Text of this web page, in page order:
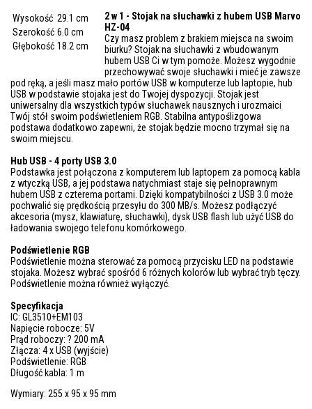
Wysokość 29.1 cm
Szerokość 6.0 cm
Głębokość 18.2 cm
2 w 1 - Stojak na słuchawki z hubem USB Marvo
HZ-04
Czy masz problem z brakiem miejsca na swoim
biurku? Stojak na słuchawki z wbudowanym
hubem USB Ci w tym pomoże. Możesz wygodnie
przechowywać swoje słuchawki i mieć je zawsze
pod ręką, a jeśli masz mało portów USB w komputerze lub laptopie, hub
USB w podstawie stojaka jest do Twojej dyspozycji. Stojak jest
uniwersalny dla wszystkich typów słuchawek nausznych i urozmaici
Twój stół swoim podświetleniem RGB. Stabilna antypoślizgowa
podstawa dodatkowo zapewni, że stojak będzie mocno trzymał się na
swoim miejscu.
Hub USB - 4 porty USB 3.0
Podstawka jest połączona z komputerem lub laptopem za pomocą kabla
z wtyczką USB, a jej podstawa natychmiast staje się pełnoprawnym
hubem USB z czterema portami. Dzięki kompatybilności z USB 3.0 może
pochwalić się prędkością przesyłu do 300 MB/s. Możesz podłączyć
akcesoria (mysz, klawiaturę, słuchawki), dysk USB flash lub użyć USB do
ładowania swojego telefonu komórkowego.
Podświetlenie RGB
Podświetlenie można sterować za pomocą przycisku LED na podstawie
stojaka. Możesz wybrać spośród 6 różnych kolorów lub wybrać tryb tęczy.
Podświetlenie można również wyłączyć.
Specyfikacja
IC: GL3510+EM103
Napięcie robocze: 5V
Prąd roboczy: ? 200 mA
Złącza: 4 x USB (wyjście)
Podświetlenie: RGB
Długość kabla: 1 m
Wymiary: 255 x 95 x 95 mm